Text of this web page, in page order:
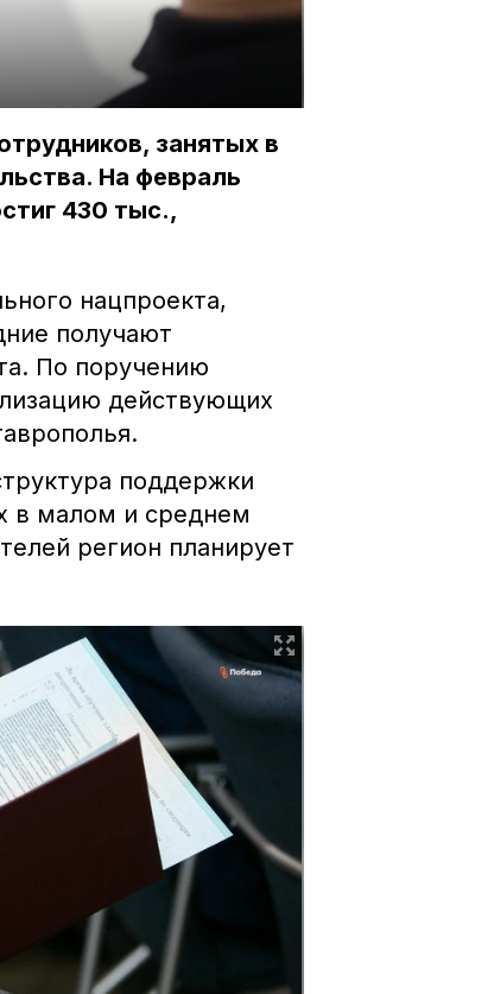
занятых в
На февраль
430 тыс.,
нацпроекта,
получают
По поручению
действующих
поддержки
в малом и среднем
регион планирует